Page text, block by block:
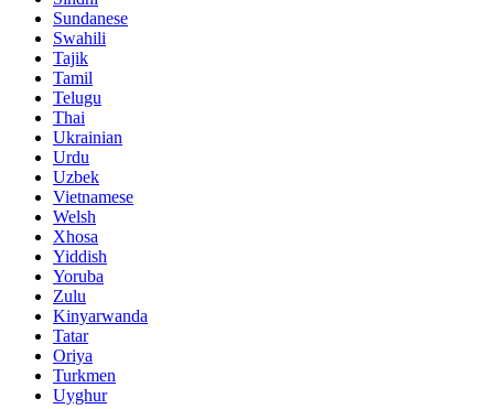
Sundanese
Swahili
Tajik
Tamil
Telugu
Thai
Ukrainian
Urdu
Uzbek
Vietnamese
Welsh
Xhosa
Yiddish
Yoruba
Zulu
Kinyarwanda
Tatar
Oriya
Turkmen
Uyghur